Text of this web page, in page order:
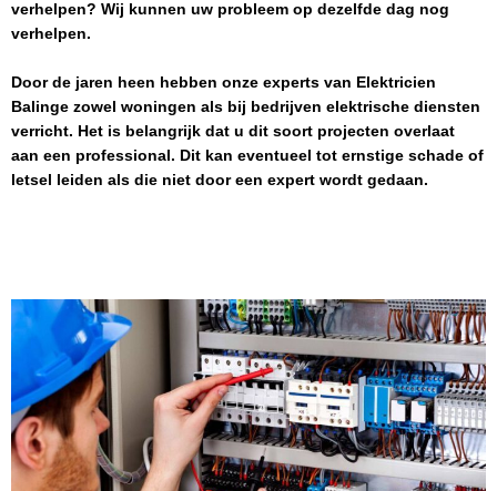
verhelpen? Wij kunnen uw probleem op dezelfde dag nog
verhelpen.
Door de jaren heen hebben onze experts van Elektricien
Balinge zowel woningen als bij bedrijven elektrische diensten
verricht. Het is belangrijk dat u dit soort projecten overlaat
aan een professional. Dit kan eventueel tot ernstige schade of
letsel leiden als die niet door een expert wordt gedaan.